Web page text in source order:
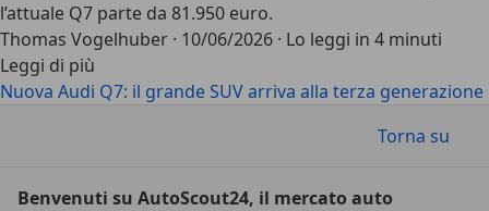
l’attuale Q7 parte da 81.950 euro.
Thomas Vogelhuber · 10/06/2026 · Lo leggi in 4 minuti
Leggi di più
Nuova Audi Q7: il grande SUV arriva alla terza generazione
Torna su
Benvenuti su AutoScout24, il mercato auto